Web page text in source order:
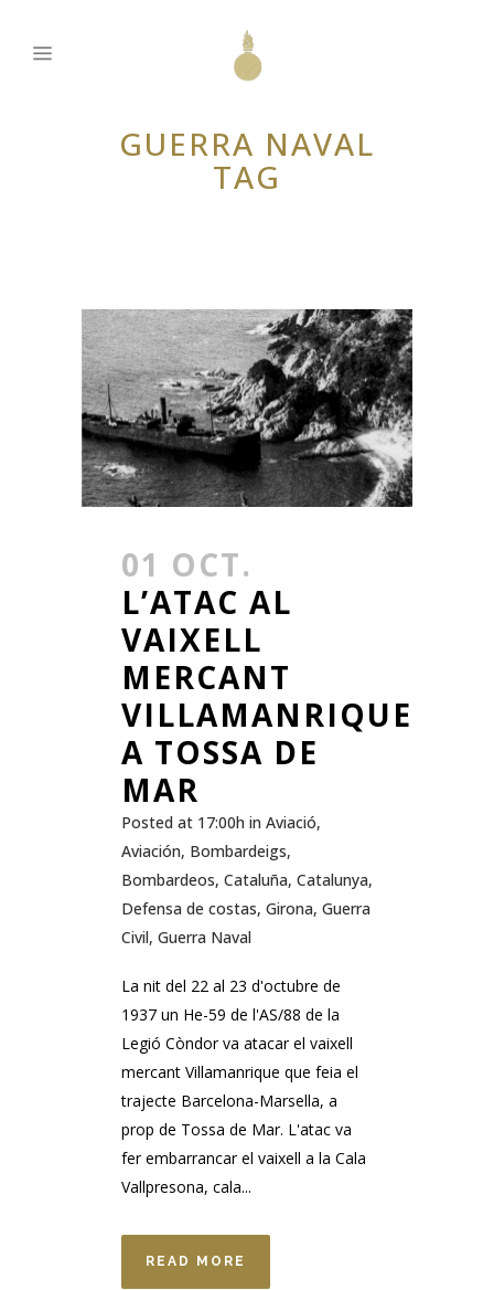
GUERRA NAVAL
TAG
01 OCT.
L’ATAC AL
VAIXELL
MERCANT
VILLAMANRIQUE
A TOSSA DE
MAR
Posted at 17:00h in Aviació,
Aviación, Bombardeigs,
Bombardeos, Cataluña, Catalunya,
Defensa de costas, Girona, Guerra
Civil, Guerra Naval
La nit del 22 al 23 d'octubre de
1937 un He-59 de l'AS/88 de la
Legió Còndor va atacar el vaixell
mercant Villamanrique que feia el
trajecte Barcelona-Marsella, a
prop de Tossa de Mar. L'atac va
fer embarrancar el vaixell a la Cala
Vallpresona, cala...
READ MORE